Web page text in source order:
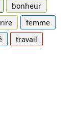
bonheur
femme
travail